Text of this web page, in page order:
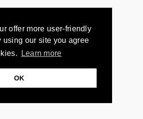
offer more user-friendly
using our site you agree
Learn more
OK